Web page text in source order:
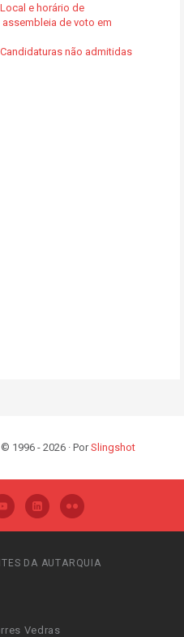
e horário de
de voto em
não admitidas
1996 - 2026 · PorSlingshot
DA AUTARQUIA
Vedras